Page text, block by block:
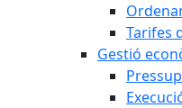
Tarifes
Gestió